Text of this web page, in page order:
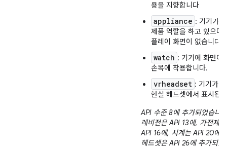
용을 지향합니다
appliance : 기기가
제품 역할을 하고 있으며,
플레이 화면이 없습니다.
watch : 기기에 화면이
손목에 착용합니다.
vrheadset : 기기가
현실 헤드셋에서 표시됩
API 수준 8에 추가되었습니
레비전은 API 13에, 가전제
API 16에, 시계는 API 20에,
헤드셋은 API 26에 추가되었